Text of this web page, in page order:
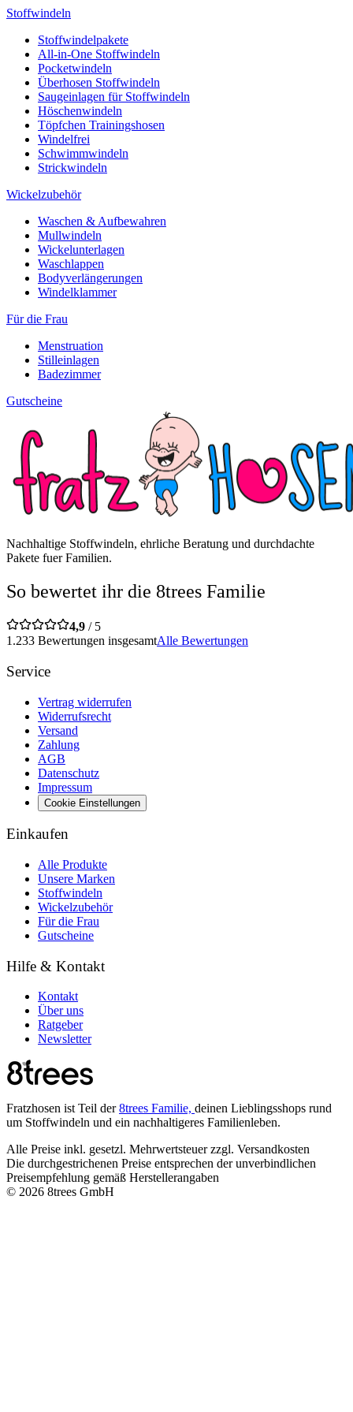
Stoffwindeln
Stoffwindelpakete
All-in-One Stoffwindeln
Pocketwindeln
Überhosen Stoffwindeln
Saugeinlagen für Stoffwindeln
Höschenwindeln
Töpfchen Trainingshosen
Windelfrei
Schwimmwindeln
Strickwindeln
Wickelzubehör
Waschen & Aufbewahren
Mullwindeln
Wickelunterlagen
Waschlappen
Bodyverlängerungen
Windelklammer
Für die Frau
Menstruation
Stilleinlagen
Badezimmer
Gutscheine
Nachhaltige Stoffwindeln, ehrliche Beratung und durchdachte
Pakete fuer Familien.
So bewertet ihr die 8trees Familie
4,9 / 5
1.233 Bewertungen insgesamtAlle Bewertungen
Service
Vertrag widerrufen
Widerrufsrecht
Versand
Zahlung
AGB
Datenschutz
Impressum
Cookie Einstellungen
Einkaufen
Alle Produkte
Unsere Marken
Stoffwindeln
Wickelzubehör
Für die Frau
Gutscheine
Hilfe & Kontakt
Kontakt
Über uns
Ratgeber
Newsletter
Fratzhosen ist Teil der8trees Familie, deinen Lieblingsshops rund
um Stoffwindeln und ein nachhaltigeres Familienleben.
Alle Preise inkl. gesetzl. Mehrwertsteuer zzgl. Versandkosten
Die durchgestrichenen Preise entsprechen der unverbindlichen
Preisempfehlung gemäß Herstellerangaben
© 2026 8trees GmbH